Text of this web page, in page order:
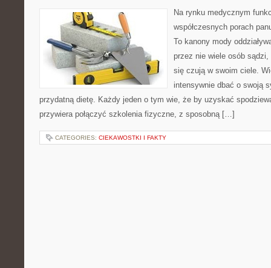
Na rynku medycznym
współczesnych porach
To kanony mody
przez nie wiele osób
się czują w swoim ciele.
intensywnie dbać o swoją
przydatną dietę. Każdy jeden o tym wie, że by uzyskać
przywiera połączyć szkolenia fizyczne, z sposobną […]
CATEGORIES: CIEKAWOSTKI I FAKTY